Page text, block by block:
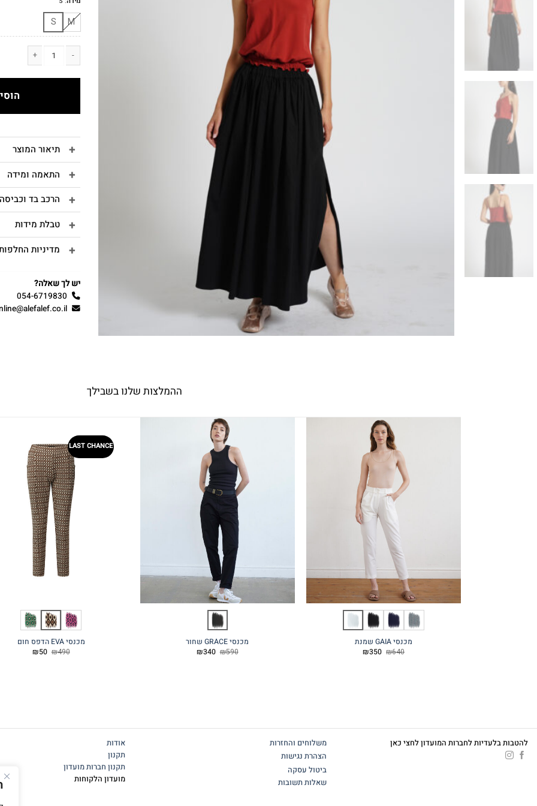
M
S
תיאור המוצר
התאמה ומידה
הרכב בד
טבלת מידות
מדיניות
יש לך שאלה?
054-6719830
ההמלצות שלנו בשבילך
מכנסי GAIA שמנת
₪640 המחיר
₪350 המחיר
מכנסי GRACE שחור
₪590 המחיר
₪340 המחיר
LAST CHANCE
מכנסי EVA הדפס חום
₪490 המחיר
₪50 המחיר
להטבות בלעדיות לחברות המועדון לחצי כאן
משלוחים והחזרות
הצהרת נגישות
ביטול עסקה
שאלות תשובות
אודות
תקנון
תקנון חברות מועדון
מועדון הלקוחות